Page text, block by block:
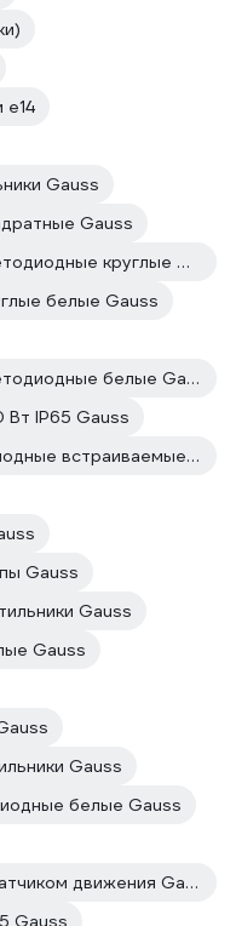
Gauss
Gauss
Светильники встраиваемые светодиодные круглые Gauss
белые Gauss
Светильники встраиваемые светодиодные белые Gauss
IP65 Gauss
Светильники точечные светодиодные встраиваемые Gauss
Gauss
Gauss
Gauss
Gauss
белые Gauss
Прожекторы светодиодные с датчиком движения Gauss
Gauss